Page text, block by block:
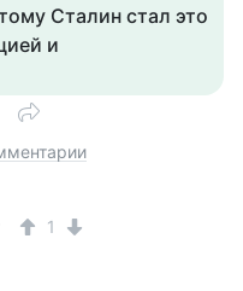
Сталин стал это
и
1